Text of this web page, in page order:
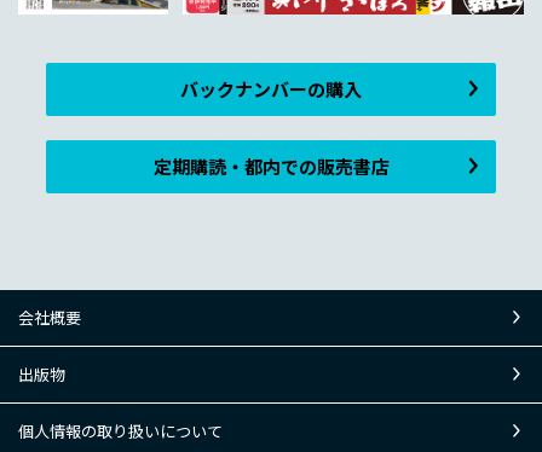
バックナンバーの購入
定期購読・都内での販売書店
会社概要
出版物
個人情報の取り扱いについて